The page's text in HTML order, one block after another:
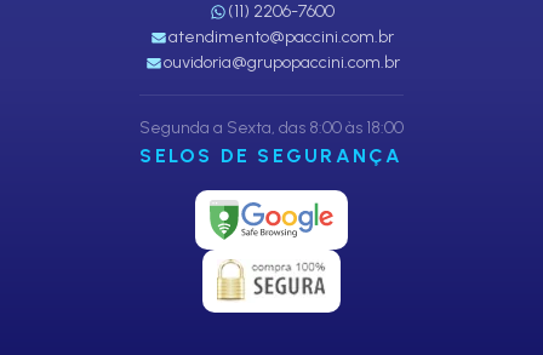
(11) 2206-7600
atendimento@paccini.com.br
ouvidoria@grupopaccini.com.br
Segunda a Sexta, das 8:00 às 18:00
SELOS DE SEGURANÇA